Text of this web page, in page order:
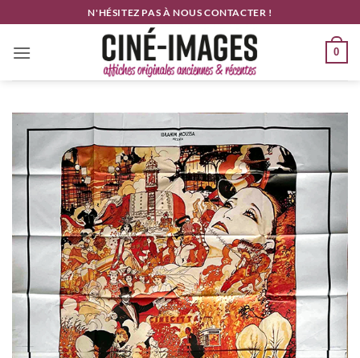
au
contenu
N'HÉSITEZ PAS À NOUS CONTACTER !
0